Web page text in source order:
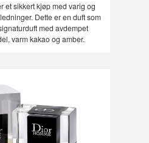
et sikkert kjøp med varig og
Dette er en duft som
med avdempet
varm kakao og amber.